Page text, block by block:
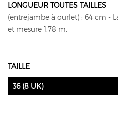
LONGUEUR TOUTES TAILLES
(entrejambe à ourlet) : 64 cm -
et mesure 1,78 m.
TAILLE
36 (8 UK)